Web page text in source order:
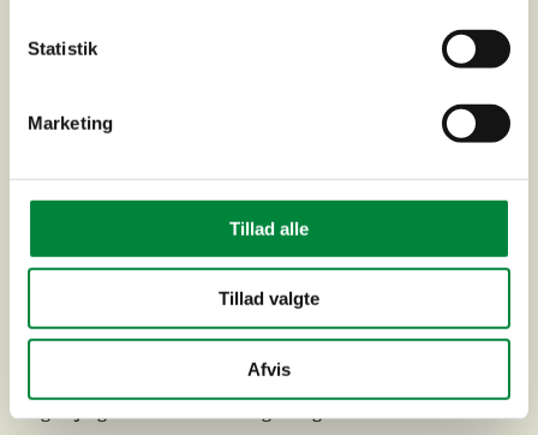
Statistik
Marketing
Tillad alle
Tillad valgte
Afvis